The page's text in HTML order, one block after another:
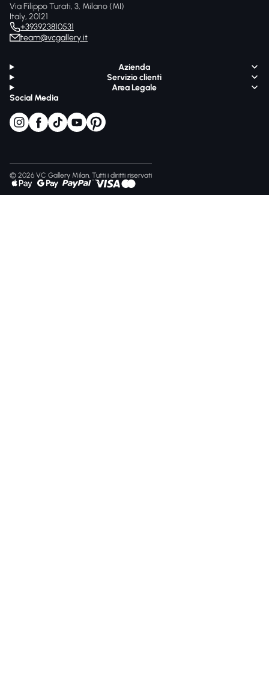
Via Filippo Turati, 3, Milano (MI)
Italy, 20121
+393923810531
team@vcgallery.it
Azienda
Servizio clienti
Area Legale
Social Media
© 2026 VC Gallery Milan, Tutti i diritti riservati